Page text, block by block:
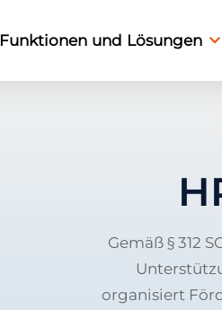
Funktionen und Lösungen
Gemäß § 312
organisiert